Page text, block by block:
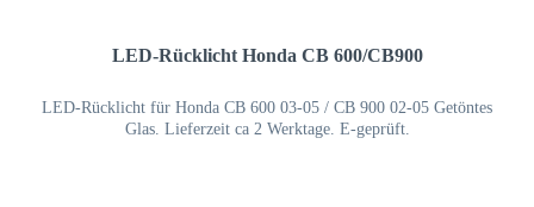
LED-Rücklicht Honda CB 600/CB900
LED-Rücklicht für Honda CB 600 03-05 / CB 900 02-05 Getöntes
Glas. Lieferzeit ca 2 Werktage. E-geprüft.